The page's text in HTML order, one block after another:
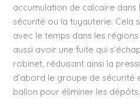
accumulation de calcaire
sécurité ou la tuyauterie. Cela
avec le temps dans les régions
aussi avoir une fuite qui
robinet, réduisant ainsi la
d’abord le groupe de sécurité
ballon pour éliminer les dépôts.